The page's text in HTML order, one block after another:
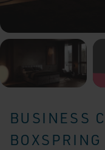
BUSINESS
BOXSPRING